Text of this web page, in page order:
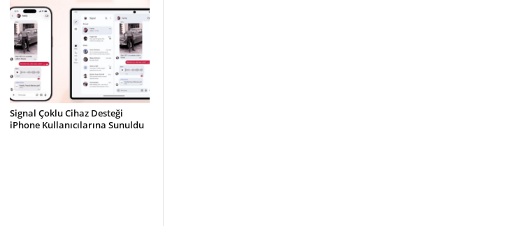
Signal Çoklu Cihaz Desteği
iPhone Kullanıcılarına Sunuldu